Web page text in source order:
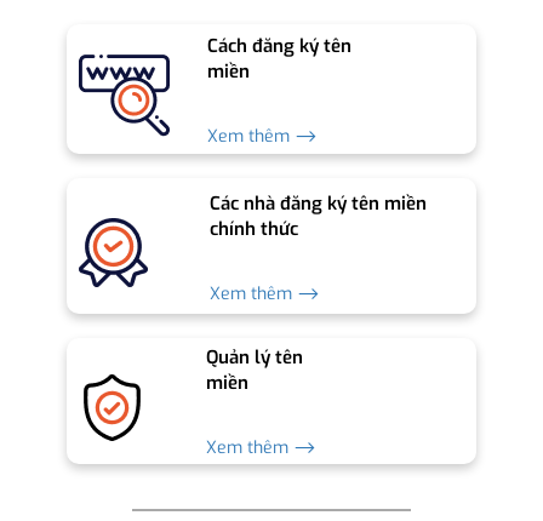
Cách đăng ký tên
miền
Xem thêm ⟶
Các nhà đăng ký tên miền
chính thức
Xem thêm ⟶
Quản lý tên
miền
Xem thêm ⟶